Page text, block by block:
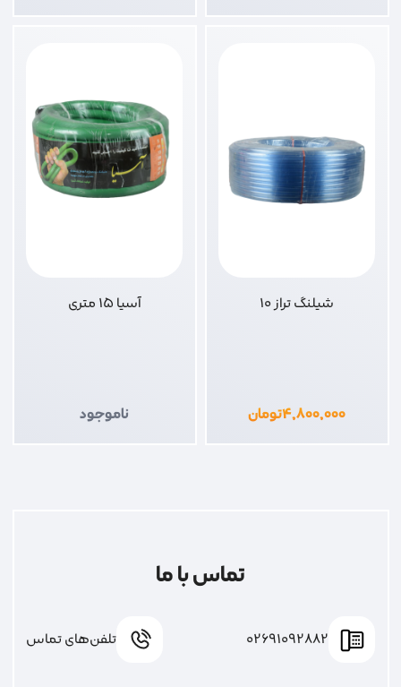
شیلنگ تراز 10
۴,۸۰۰,۰۰۰تومان
آسیا 15 متری
ناموجود
تماس با ما
02691092882 تلفن‌های تماس